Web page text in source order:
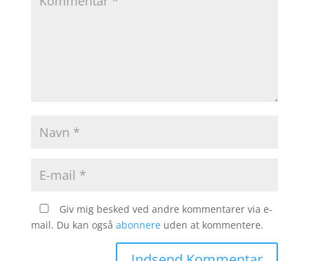
Giv mig besked ved andre kommentarer via e-
mail. Du kan også abonnereuden at kommentere.